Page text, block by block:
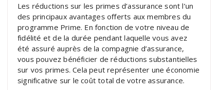
Les réductions sur les primes d’assurance sont l’un
des principaux avantages offerts aux membres du
programme Prime. En fonction de votre niveau de
fidélité et de la durée pendant laquelle vous avez
été assuré auprès de la compagnie d’assurance,
vous pouvez bénéficier de réductions substantielles
sur vos primes. Cela peut représenter une économie
significative sur le coût total de votre assurance.